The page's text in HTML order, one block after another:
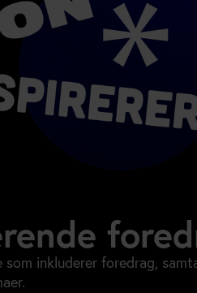
inkluderer foredrag,